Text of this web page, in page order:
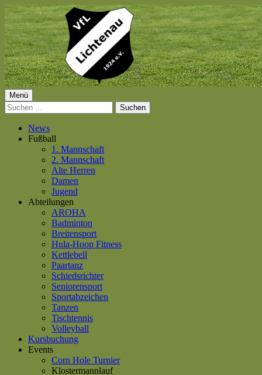
Springe
zum
Inhalt
VfL Lichtenau 1924 e.V.
Primäres
Menü
Menü
Suchen
nach:
News
Fußball
1. Mannschaft
2. Mannschaft
Alte Herren
Damen
Jugend
Abteilungen
AROHA
Badminton
Breitensport
Hula-Hoop Fitness
Kettlebell
Paartanz
Schiedsrichter
Seniorensport
Sportabzeichen
Tanzen
Tischtennis
Volleyball
Kursbuchung
Events
Corn Hole Turnier
Klostermannlauf